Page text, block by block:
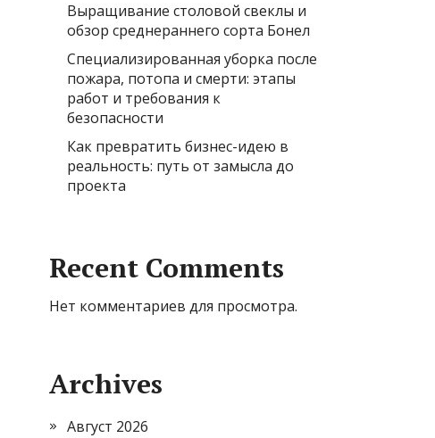
Выращивание столовой свеклы и
обзор среднераннего сорта Бонел
Специализированная уборка после
пожара, потопа и смерти: этапы
работ и требования к
безопасности
Как превратить бизнес-идею в
реальность: путь от замысла до
проекта
Recent Comments
Нет комментариев для просмотра.
Archives
Август 2026